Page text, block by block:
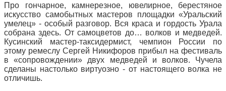
Про гончарное, камнерезное, ювелирное, берестяное
искусство самобытных мастеров площадки «Уральский
умелец» - особый разговор. Вся краса и гордость Урала
собрана здесь. От самоцветов до… волков и медведей.
Кусинский мастер-таксидермист, чемпион России по
этому ремеслу Сергей Никифоров прибыл на фестиваль
в «сопровождении» двух медведей и волков. Чучела
сделаны настолько виртуозно - от настоящего волка не
отличишь.